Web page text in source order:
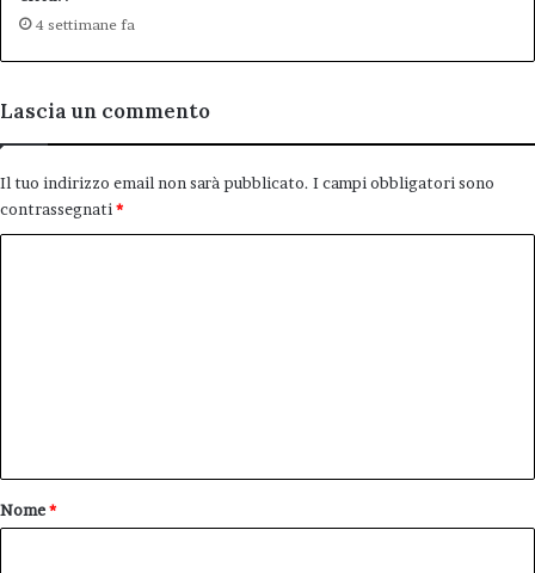
4 settimane fa
Lascia un commento
Il tuo indirizzo email non sarà pubblicato. I campi obbligatori sono
contrassegnati *
o
Nome*